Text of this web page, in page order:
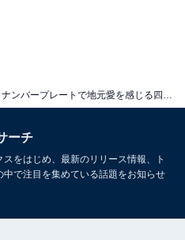
ーチ
をはじめ、最新のリリース情報、ト
で注目を集めている話題をお知らせ